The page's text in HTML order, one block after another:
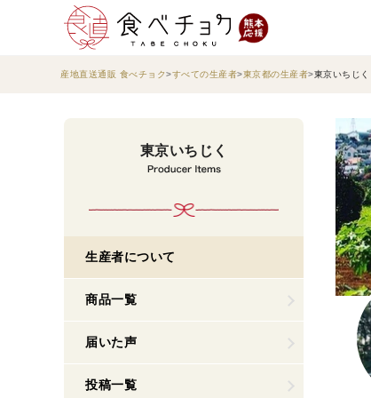
産地直送通販 食べチョク すべての生産者 東京都の生産者 東京いちじく
東京いちじく
生産者について
商品一覧
届いた声
投稿一覧